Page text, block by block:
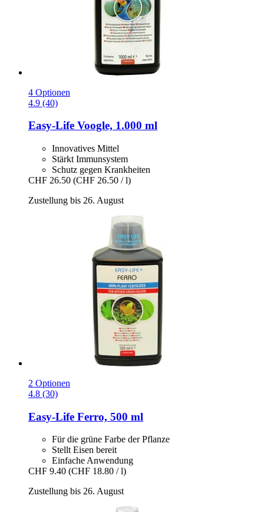
4 Optionen
4.9 (40)
Easy-Life Voogle, 1.000 ml
Innovatives Mittel
Stärkt Immunsystem
Schutz gegen Krankheiten
CHF 26.50 (CHF 26.50 / l)
Zustellung bis 26. August
2 Optionen
4.8 (30)
Easy-Life Ferro, 500 ml
Für die grüne Farbe der Pflanze
Stellt Eisen bereit
Einfache Anwendung
CHF 9.40 (CHF 18.80 / l)
Zustellung bis 26. August